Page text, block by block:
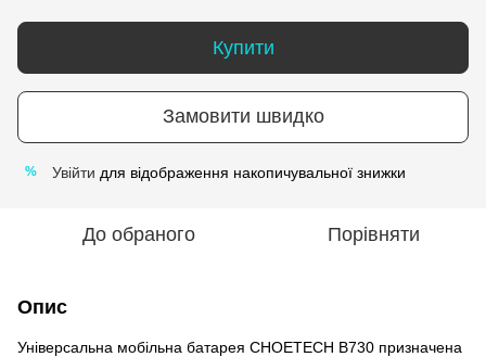
Купити
Замовити швидко
% Увійти для відображення накопичувальної знижки
До обраного Порівняти
Опис
Універсальна мобільна батарея CHOETECH B730 призначена